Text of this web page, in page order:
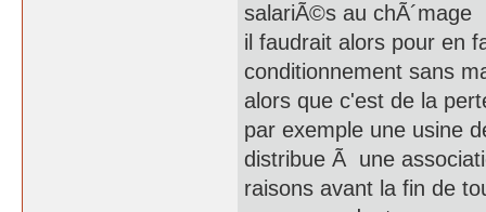
salariÃ©s au chÃ´mage
il faudrait alors pour en
conditionnement sans
alors que c'est de la
par exemple une usine
distribue Ã une
raisons avant la fin de